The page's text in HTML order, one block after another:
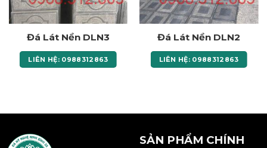
Đá Lát Nền DLN3
LIÊN HỆ: 0988312863
Đá Lát Nền DLN2
LIÊN HỆ: 0988312863
SẢN PHẨM CHÍNH